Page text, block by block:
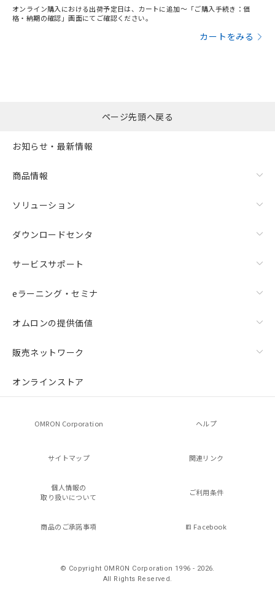
オンライン購入における出荷予定日は、カートに追加～「ご購入手続き：価
格・納期の確認」画面にてご確認ください。
カートをみる
ページ先頭へ戻る
お知らせ・最新情報
商品情報
ソリューション
ダウンロードセンタ
サービスサポート
eラーニング・セミナ
オムロンの提供価値
販売ネットワーク
オンラインストア
OMRON Corporation ヘルプ
サイトマップ 関連リンク
個人情報の
取り扱いについて
ご利用条件
商品のご承諾事項 Facebook
© Copyright OMRON Corporation 1996 - 2026.
All Rights Reserved.